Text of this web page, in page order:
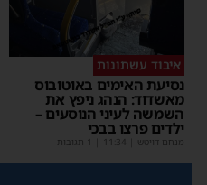
איבוד עשתונות
נסיעת האימים באוטובוס
מאשדוד: הנהג ניפץ את
השמשה לעיני הנוסעים –
ילדים פרצו בבכי
מנחם דויטש 11:34